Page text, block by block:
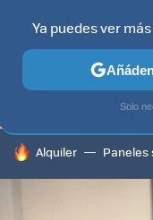
TELEVISORES
HOY SE HABLA DE
Alquiler Paneles
Ya puedes ver
Solo